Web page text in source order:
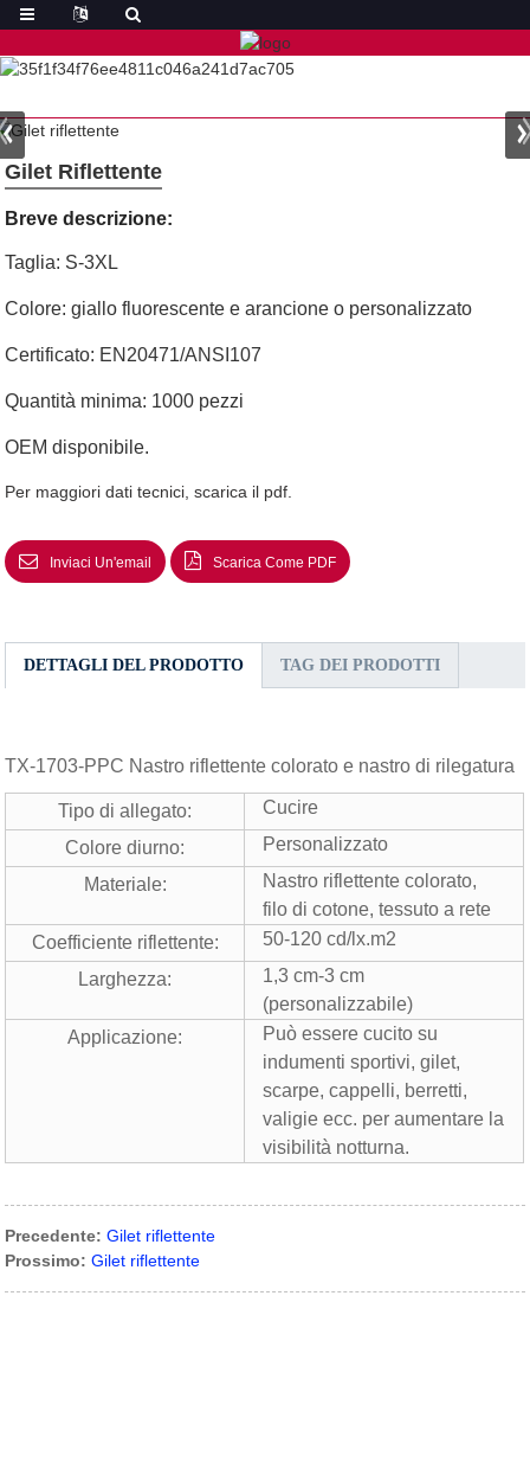
Gilet Riflettente
Breve descrizione:
Taglia: S-3XL
Colore: giallo fluorescente e arancione o personalizzato
Certificato: EN20471/ANSI107
Quantità minima: 1000 pezzi
OEM disponibile.
Per maggiori dati tecnici, scarica il pdf.
Inviaci Un'email Scarica Come PDF
DETTAGLI DEL PRODOTTO TAG DEI PRODOTTI
TX-1703-PPC Nastro riflettente colorato e nastro di rilegatura
Tipo di allegato:
Cucire
Colore diurno:
Personalizzato
Materiale:
Nastro riflettente colorato,
filo di cotone, tessuto a rete
Coefficiente riflettente:
50-120 cd/lx.m2
Larghezza:
1,3 cm-3 cm
(personalizzabile)
Applicazione:
Può essere cucito su
indumenti sportivi, gilet,
scarpe, cappelli, berretti,
valigie ecc. per aumentare la
visibilità notturna.
Precedente: Gilet riflettente
Prossimo: Gilet riflettente